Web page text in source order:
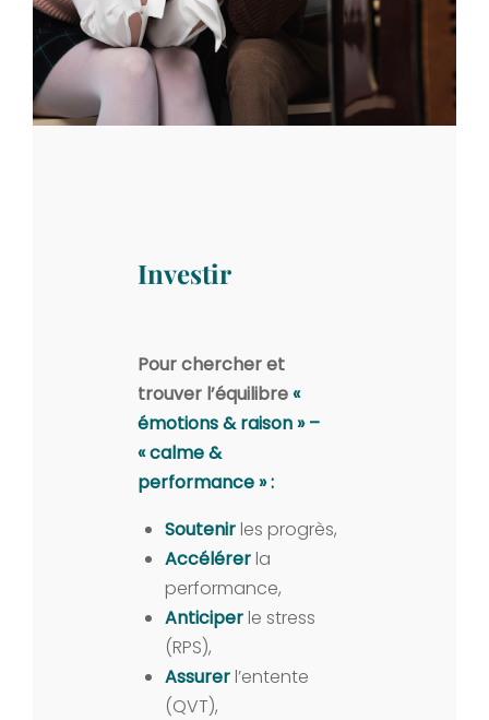
Investir
Pour chercher et
trouver l’équilibre«
émotions & raison » –
« calme &
performance » :
Soutenir les progrès,
Accélérer la
performance,
Anticiper le stress
(RPS),
Assurer l’entente
(QVT),